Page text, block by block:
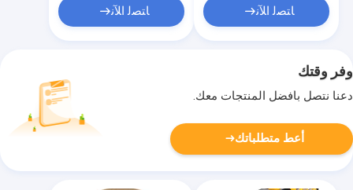
ﺎﺘﺼﻟ ﺍﻶﻧ ﺎﺘﺼﻟ ﺍﻶﻧ
وفر وقتك
دعنا نتصل بأفضل المنتجات معك.
أعط متطلباتك